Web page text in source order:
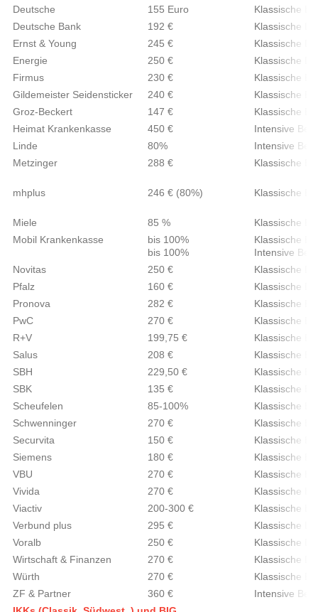
Deutsche
155 Euro
Klassische
Deutsche Bank
192 €
Klassische
Ernst & Young
245 €
Klassische
Energie
250 €
Klassische
Firmus
230 €
Klassische
Gildemeister Seidensticker
240 €
Klassische
Groz-Beckert
147 €
Klassische
Heimat Krankenkasse
450 €
Intensive
Linde
80%
Intensive
Metzinger
288 € Klassische
mhplus 246 € (80%) Klassische
Miele 85 %
Klassische
Mobil Krankenkasse
bis 100%
bis 100%
Klassische
Intensive
Novitas
250 €
Klassische
Pfalz
160 €
Klassische
Pronova
282 €
Klassische
PwC
270 €
Klassische
R+V
199,75 €
Klassische
Salus
208 €
Klassische
SBH
229,50 €
Klassische
SBK
135 €
Klassische
Scheufelen
85-100%
Klassische
Schwenninger
270 €
Klassische
Securvita
150 €
Klassische
Siemens
180 €
Klassische
VBU
270 €
Klassische
Vivida
270 €
Klassische
Viactiv
200-300 €
Klassische
Verbund plus
295 €
Klassische
Voralb
250 €
Klassische
Wirtschaft & Finanzen
270 €
Klassische
Würth
270 €
Klassische
ZF & Partner
360 €
Intensive